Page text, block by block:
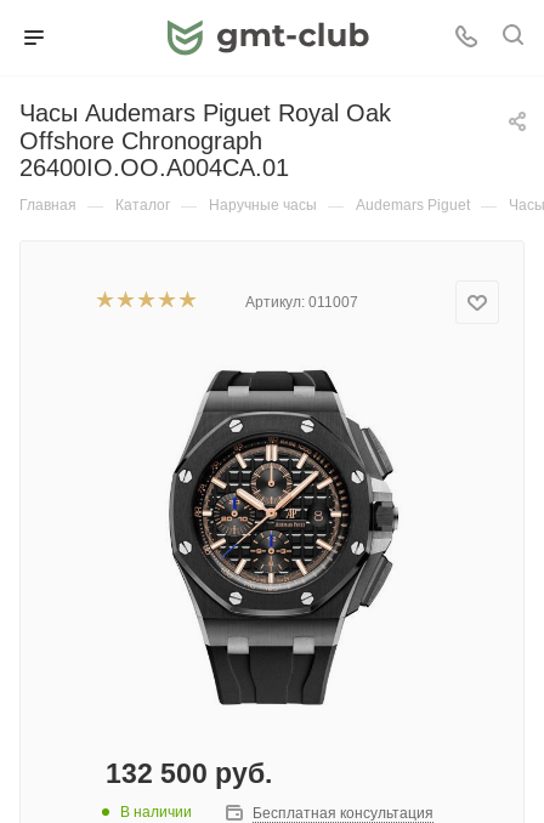
Часы Audemars Piguet Royal Oak
Offshore Chronograph
26400IO.OO.A004CA.01
Главная — Каталог — Наручные часы — Audemars Piguet —
Артикул: 011007
132 500 руб.
В наличии Бесплатная консультация